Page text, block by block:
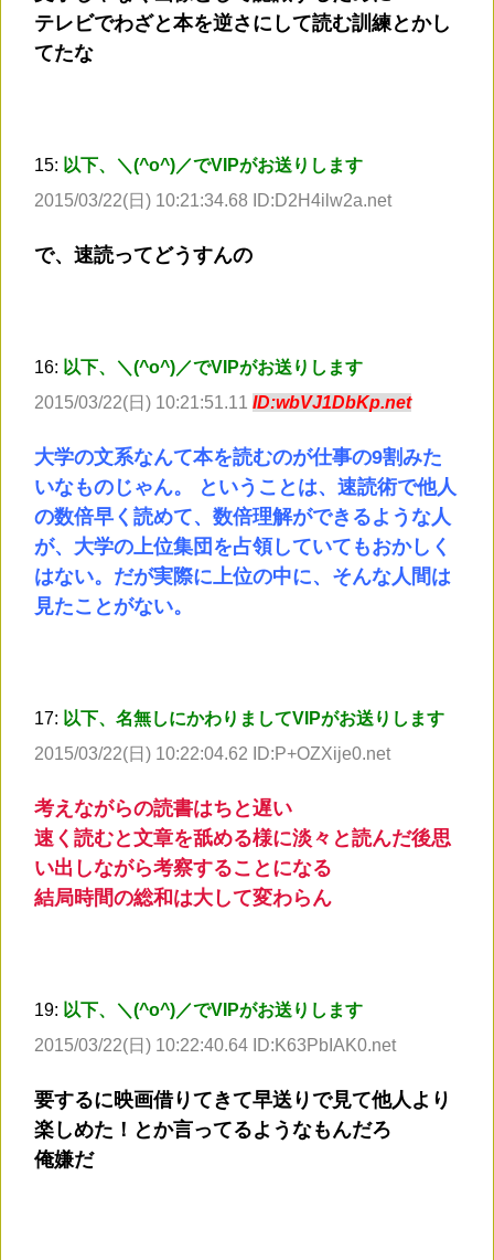
テレビでわざと本を逆さにして読む訓練とかし
てたな
15: 以下、＼(^o^)／でVIPがお送りします
2015/03/22(日) 10:21:34.68 ID:D2H4ilw2a.net
で、速読ってどうすんの
16: 以下、＼(^o^)／でVIPがお送りします
2015/03/22(日) 10:21:51.11 ID:wbVJ1DbKp.net
大学の文系なんて本を読むのが仕事の9割みた
いなものじゃん。 ということは、速読術で他人
の数倍早く読めて、数倍理解ができるような人
が、大学の上位集団を占領していてもおかしく
はない。だが実際に上位の中に、そんな人間は
見たことがない。
17: 以下、名無しにかわりましてVIPがお送りします
2015/03/22(日) 10:22:04.62 ID:P+OZXije0.net
考えながらの読書はちと遅い
速く読むと文章を舐める様に淡々と読んだ後思
い出しながら考察することになる
結局時間の総和は大して変わらん
19: 以下、＼(^o^)／でVIPがお送りします
2015/03/22(日) 10:22:40.64 ID:K63PbIAK0.net
要するに映画借りてきて早送りで見て他人より
楽しめた！とか言ってるようなもんだろ
俺嫌だ